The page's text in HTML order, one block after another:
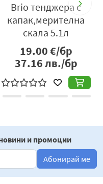
Brio тенджера с
капак,мерителна
скала 5.1л
19.00€/бр
37.16лв./бр
и промоции
Абонирай ме